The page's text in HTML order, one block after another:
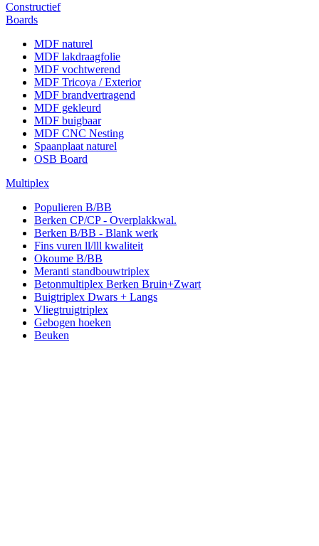
Constructief
Boards
MDF naturel
MDF lakdraagfolie
MDF vochtwerend
MDF Tricoya / Exterior
MDF brandvertragend
MDF gekleurd
MDF buigbaar
MDF CNC Nesting
Spaanplaat naturel
OSB Board
Multiplex
Populieren B/BB
Berken CP/CP - Overplakkwal.
Berken B/BB - Blank werk
Fins vuren ll/lll kwaliteit
Okoume B/BB
Meranti standbouwtriplex
Betonmultiplex Berken Bruin+Zwart
Buigtriplex Dwars + Langs
Vliegtruigtriplex
Gebogen hoeken
Beuken